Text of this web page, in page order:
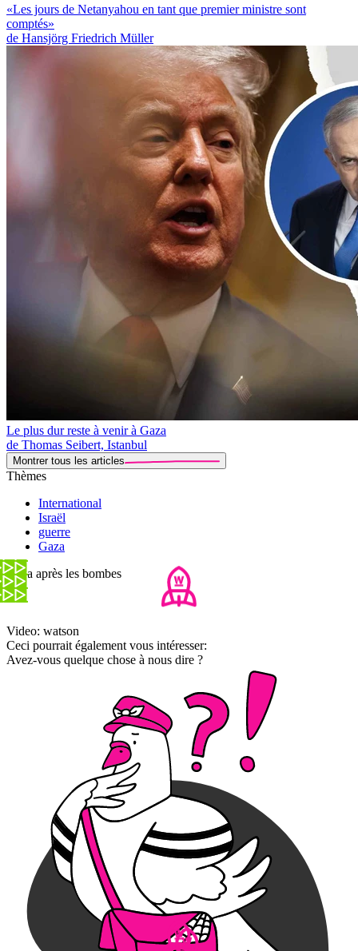
«Les jours de Netanyahou en tant que premier ministre sont
comptés»
de Hansjörg Friedrich Müller
Le plus dur reste à venir à Gaza
de Thomas Seibert, Istanbul
Montrer tous les articles
Thèmes
International
Israël
guerre
Gaza
Gaza après les bombes
Video: watson
Ceci pourrait également vous intéresser:
Avez-vous quelque chose à nous dire ?